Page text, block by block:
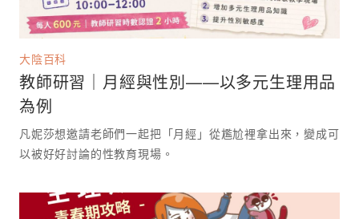
大陰百科
教師研習｜月經與性別——以多元生理用品
為例
凡妮莎想邀請老師們一起把「月經」從尷尬裡拿出來，變成可